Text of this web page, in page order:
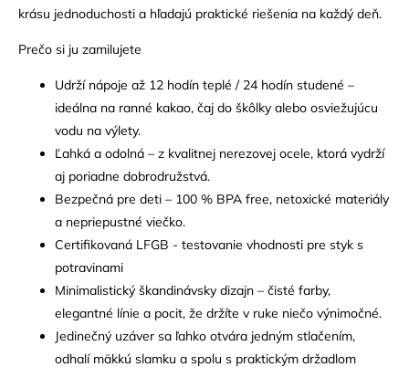
krásu jednoduchosti a hľadajú praktické riešenia na každý deň.
Prečo si ju zamilujete
Udrží nápoje až 12 hodín teplé / 24 hodín studené –
ideálna na ranné kakao, čaj do škôlky alebo osviežujúcu
vodu na výlety.
Ľahká a odolná – z kvalitnej nerezovej ocele, ktorá vydrží
aj poriadne dobrodružstvá.
Bezpečná pre deti – 100 % BPA free, netoxické materiály
a nepriepustné viečko.
Certifikovaná LFGB - testovanie vhodnosti pre styk s
potravinami
Minimalistický škandinávsky dizajn – čisté farby,
elegantné línie a pocit, že držíte v ruke niečo výnimočné.
Jedinečný uzáver sa ľahko otvára jedným stlačením,
odhalí mäkkú slamku a spolu s praktickým držadlom